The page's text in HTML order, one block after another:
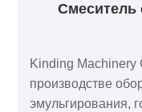
Смеситель
Kinding Machinery
производстве
эмульгирования,